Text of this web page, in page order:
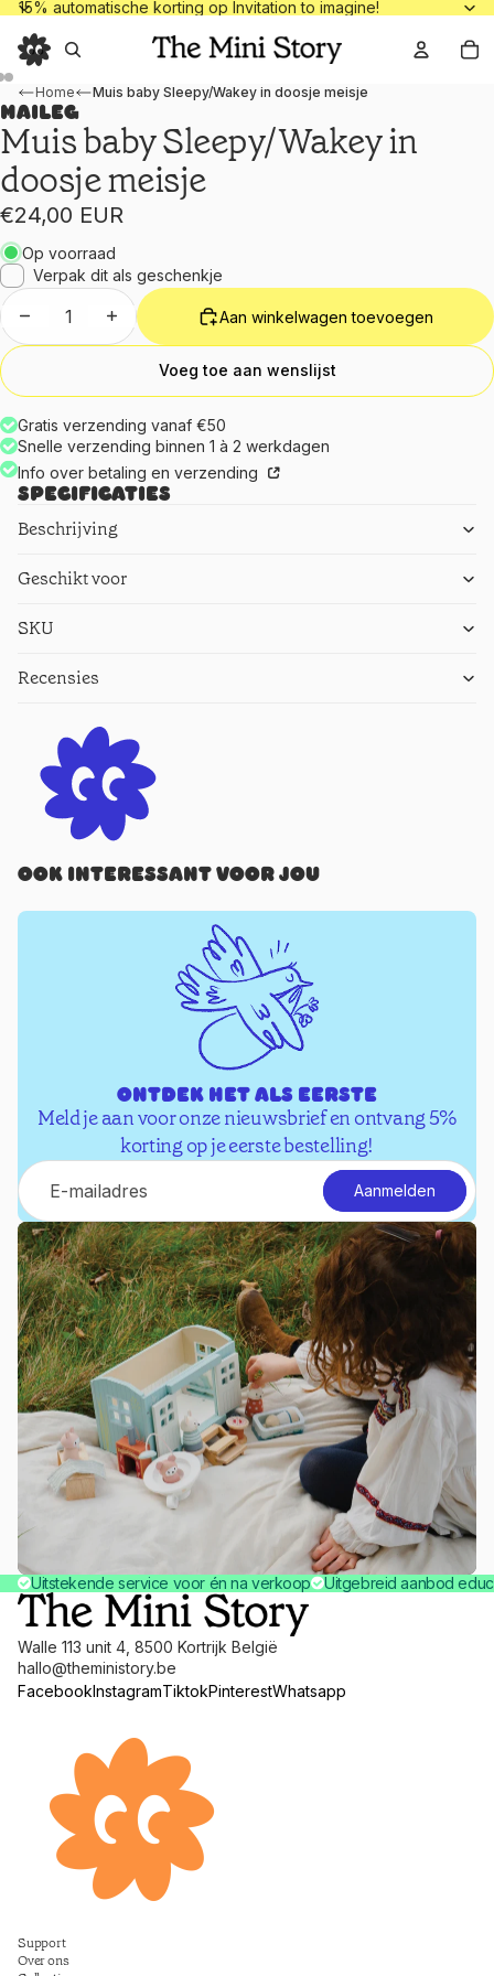
15% automatische korting op Invitation to imagine!
15% automatische korting op Invitation
Home Muis baby Sleepy/Wakey in doosje meisje
Maileg
Muis baby Sleepy/Wakey in
doosje meisje
€24,00 EUR
Op voorraad
Verpak dit als geschenkje
Aantal verlagenAantal verhogenAan winkelwagen toevoegen
Voeg toe aan wenslijst
Gratis verzending vanaf €50
Snelle verzending binnen 1 à 2 werkdagen
Info over betaling en verzending
Specificaties
Beschrijving
Geschikt voor
SKU
Recensies
Ook interessant voor jou
Ontdek het als eerste
Meld je aan voor onze nieuwsbrief en ontvang 5%
korting op je eerste bestelling!
E-mail
Aanmelden
Uitstekende service voor én na verkoop Uitgebreid aanbod
Walle 113 unit 4, 8500 Kortrijk België
hallo@theministory.be
FacebookInstagramTiktokPinterestWhatsapp
Support
Over ons